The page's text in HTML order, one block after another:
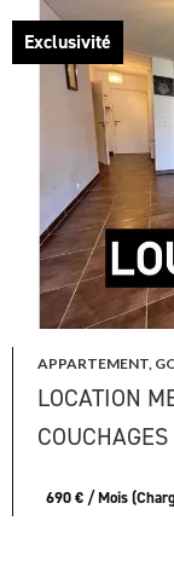
APPARTEMENT,
LOCATION
COUCHAGES
690 € / Mois
Exclusivité